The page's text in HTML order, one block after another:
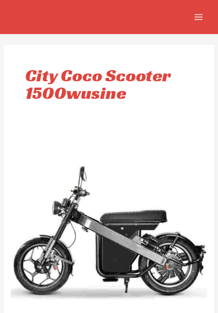
City Coco Scooter
1500wusine